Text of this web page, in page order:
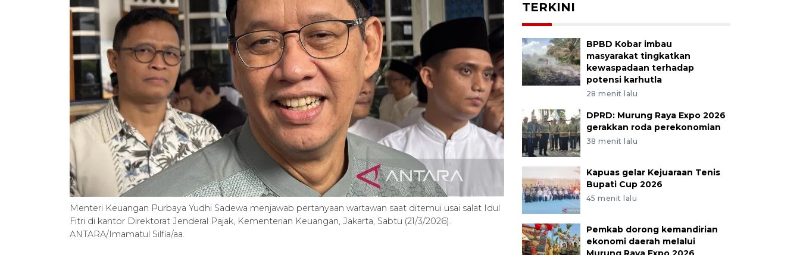
Menteri Keuangan Purbaya Yudhi Sadewa menjawab pertanyaan wartawan saat ditemui usai salat Idul
Fitri di kantor Direktorat Jenderal Pajak, Kementerian Keuangan, Jakarta, Sabtu (21/3/2026).
ANTARA/Imamatul Silfia/aa.
TERKINI
BPBD Kobar imbau
masyarakat tingkatkan
kewaspadaan terhadap
potensi karhutla
28 menit lalu
DPRD: Murung Raya Expo 2026
gerakkan roda perekonomian
38 menit lalu
Kapuas gelar Kejuaraan Tenis
Bupati Cup 2026
45 menit lalu
Pemkab dorong kemandirian
ekonomi daerah melalui